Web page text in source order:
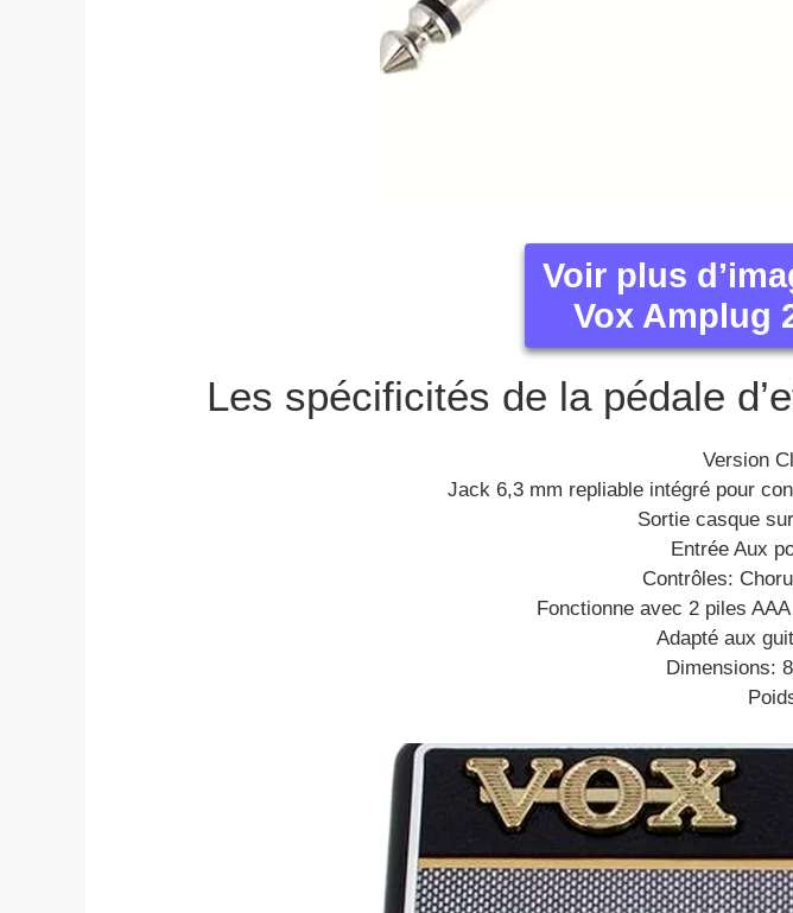
Voir plus
Vox Amplug
Les spécificités de la pédale
Version
Jack 6,3 mm repliable intégré pour
Sortie casque
Entrée Aux
Contrôles:
Fonctionne avec 2 piles
Adapté aux
Dimensions: